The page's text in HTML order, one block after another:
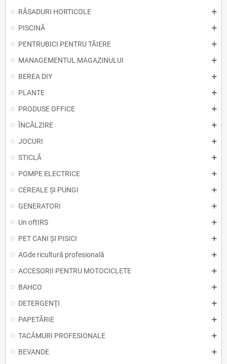
RĂSADURI HORTICOLE
PISCINĂ
PENTRUBICI PENTRU TĂIERE
MANAGEMENTUL MAGAZINULUI
BEREA DIY
PLANTE
PRODUSE OFFICE
ÎNCĂLZIRE
JOCURI
STICLĂ
POMPE ELECTRICE
CEREALE ȘI PUNGI
GENERATORI
Un oftIRS
PET CANI ȘI PISICI
AGde ricultură profesională
ACCESORII PENTRU MOTOCICLETE
BAHCO
DETERGENŢI
PAPETĂRIE
TACÂMURI PROFESIONALE
BEVANDE